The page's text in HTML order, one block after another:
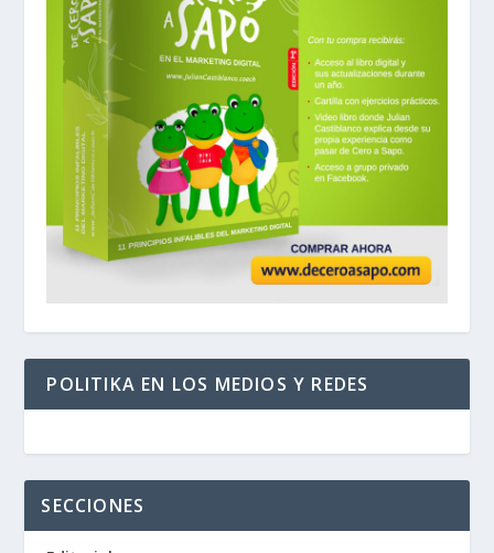
POLITIKA EN LOS MEDIOS Y REDES
SECCIONES